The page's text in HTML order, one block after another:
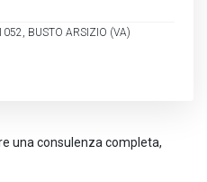
una consulenza completa,
BUSTO ARSIZIO (VA)